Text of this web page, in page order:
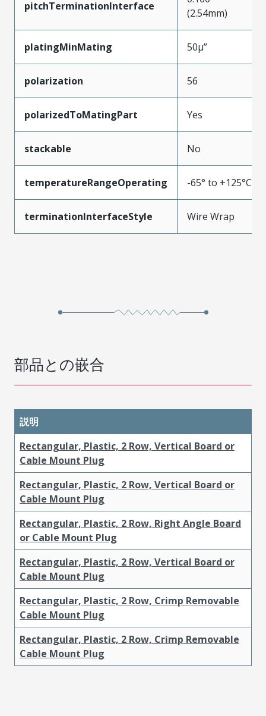
pitchTerminationInterface
(2.54mm)
platingMinMating 50µ”
polarization 56
polarizedToMatingPart Yes
stackable No
temperatureRangeOperating -65° to +125°C
terminationInterfaceStyle Wire Wrap
部品との嵌合
説明
Rectangular, Plastic, 2 Row, Vertical Board or
Cable Mount Plug
Rectangular, Plastic, 2 Row, Vertical Board or
Cable Mount Plug
Rectangular, Plastic, 2 Row, Right Angle Board
or Cable Mount Plug
Rectangular, Plastic, 2 Row, Vertical Board or
Cable Mount Plug
Rectangular, Plastic, 2 Row, Crimp Removable
Cable Mount Plug
Rectangular, Plastic, 2 Row, Crimp Removable
Cable Mount Plug